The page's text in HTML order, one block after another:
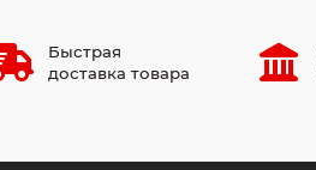
Быстрая
доставка товара